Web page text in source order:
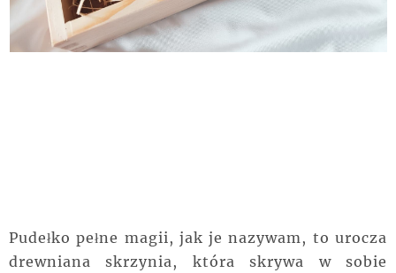
Pudełko pełne magii, jak je nazywam, to urocza
drewniana skrzynia, która skrywa w sobie